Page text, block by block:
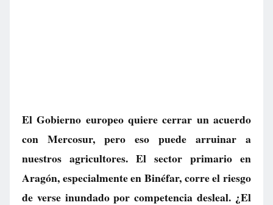
El Gobierno europeo quiere cerrar un acuerdo
con Mercosur, pero eso puede arruinar a
nuestros agricultores. El sector primario en
Aragón, especialmente en Binéfar, corre el riesgo
de verse inundado por competencia desleal. ¿El